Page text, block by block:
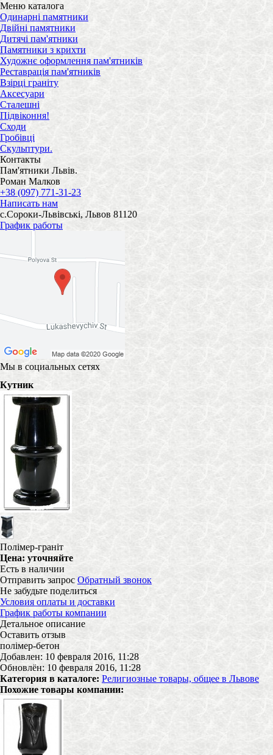
Меню каталога
Одинарні памятники
Двійні памятники
Дитячі пам'ятники
Памятники з крихти
Художнє оформлення пам'ятників
Реставрація пам'ятників
Взірці граніту
Аксесуари
Сталешні
Підвіконня!
Сходи
Гробівці
Скульптури.
Контакты
Пам'ятники Львів.
Роман Малков
+38 (097) 771-31-23
Написать нам
с.Сороки-Львівські, Львов 81120
График работы
Мы в социальных сетях
Кутник
Полімер-граніт
Цена: уточняйте
Есть в наличии
Отправить запрос Обратный звонок
Не забудьте поделиться
Условия оплаты и доставки
График работы компании
Детальное описание
Оставить отзыв
полімер-бетон
Добавлен: 10 февраля 2016, 11:28
Обновлён: 10 февраля 2016, 11:28
Категория в каталоге: Религиозные товары, общее в Львове
Похожие товары компании: